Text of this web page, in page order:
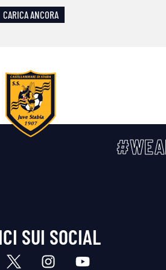
CARICA ANCORA
SUI SOCIAL